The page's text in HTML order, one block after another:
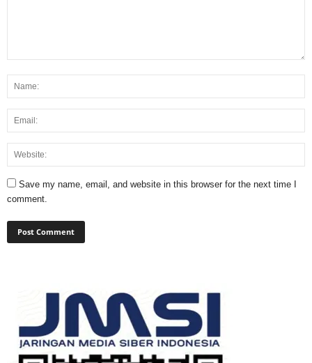
Save my name, email, and website in this browser for the next time I
comment.